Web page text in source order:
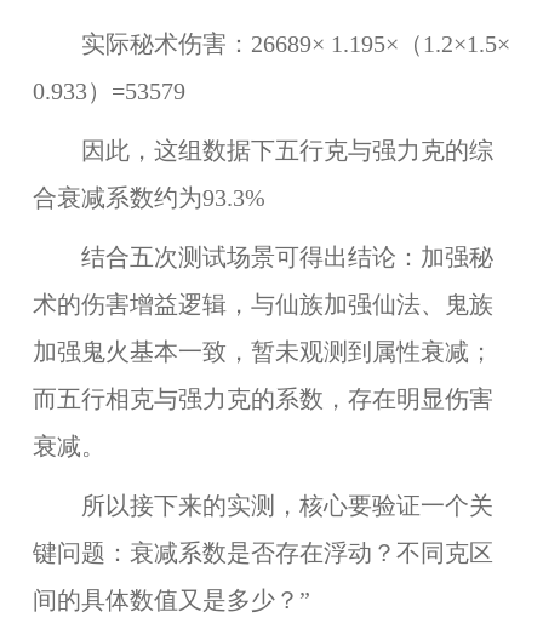
实际秘术伤害：26689× 1.195×（1.2×1.5×
0.933）=53579
因此，这组数据下五行克与强力克的综
合衰减系数约为93.3%
结合五次测试场景可得出结论：加强秘
术的伤害增益逻辑，与仙族加强仙法、鬼族
加强鬼火基本一致，暂未观测到属性衰减；
而五行相克与强力克的系数，存在明显伤害
衰减。
所以接下来的实测，核心要验证一个关
键问题：衰减系数是否存在浮动？不同克区
间的具体数值又是多少？”